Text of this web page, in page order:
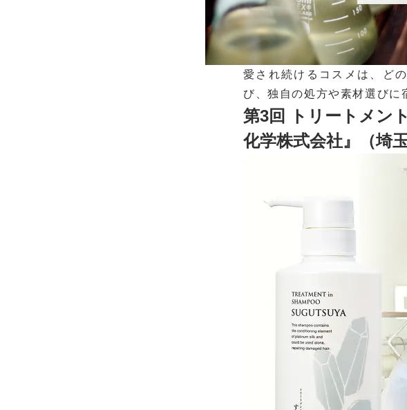
愛され続けるコスメは、ど
び、独自の処方や素材選びに
第3回 トリートメン
化学株式会社』（埼玉